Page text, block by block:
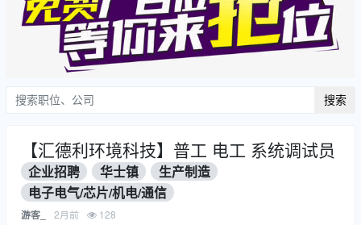
搜索
【汇德利环境科技】普工 电工 系统调试员
企业招聘 华士镇
生产制造
电子电气/芯片/机电/通信
游客_ 2月前 128